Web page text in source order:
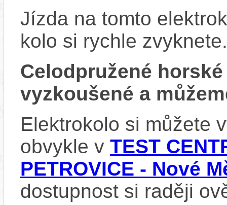
Jízda na tomto
kolo si rychle zvyknete.
Celodpružené
vyzkoušené a
Elektrokolo si můžete
obvykle v TEST
PETROVICE - Nové
dostupnost si raději